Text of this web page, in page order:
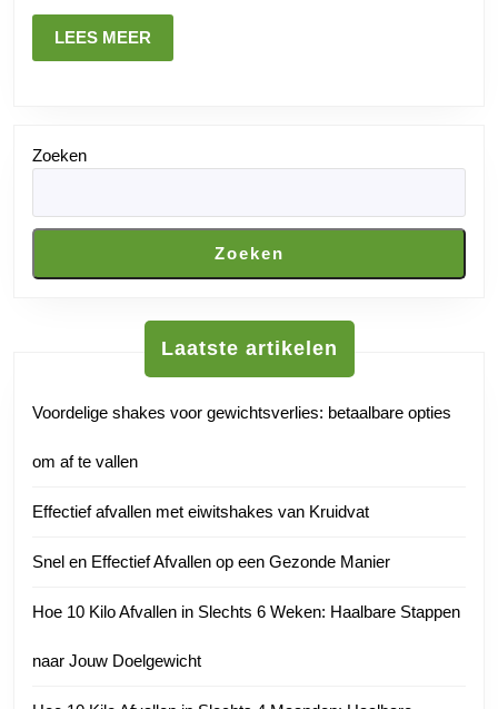
LEES MEER
MEER
Zoeken
Zoeken
Laatste artikelen
Voordelige shakes voor gewichtsverlies: betaalbare opties
om af te vallen
Effectief afvallen met eiwitshakes van Kruidvat
Snel en Effectief Afvallen op een Gezonde Manier
Hoe 10 Kilo Afvallen in Slechts 6 Weken: Haalbare Stappen
naar Jouw Doelgewicht